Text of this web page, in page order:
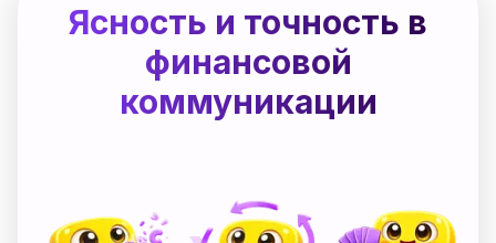
Ясность и точность в
финансовой
коммуникации